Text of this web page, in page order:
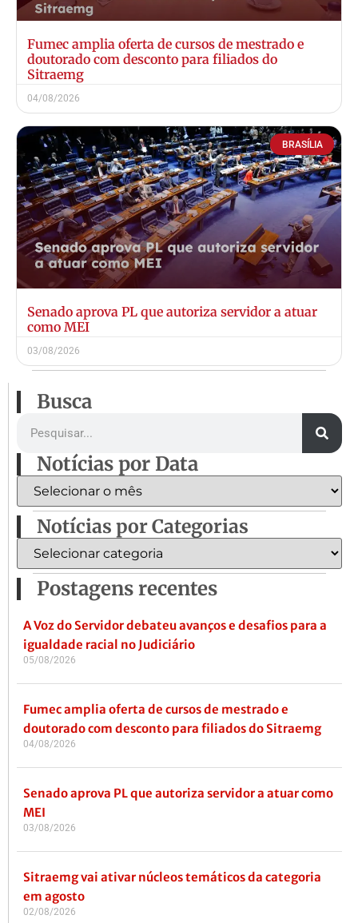
Fumec amplia oferta de cursos de mestrado e
doutorado com desconto para filiados do
Sitraemg
04/08/2026
BRASÍLIA
Senado aprova PL que autoriza servidor a atuar
como MEI
03/08/2026
Busca
Notícias por Data
Notícias por Categorias
Postagens recentes
A Voz do Servidor debateu avanços e desafios para a
igualdade racial no Judiciário
05/08/2026
Fumec amplia oferta de cursos de mestrado e
doutorado com desconto para filiados do Sitraemg
04/08/2026
Senado aprova PL que autoriza servidor a atuar como
MEI
03/08/2026
Sitraemg vai ativar núcleos temáticos da categoria
em agosto
02/08/2026